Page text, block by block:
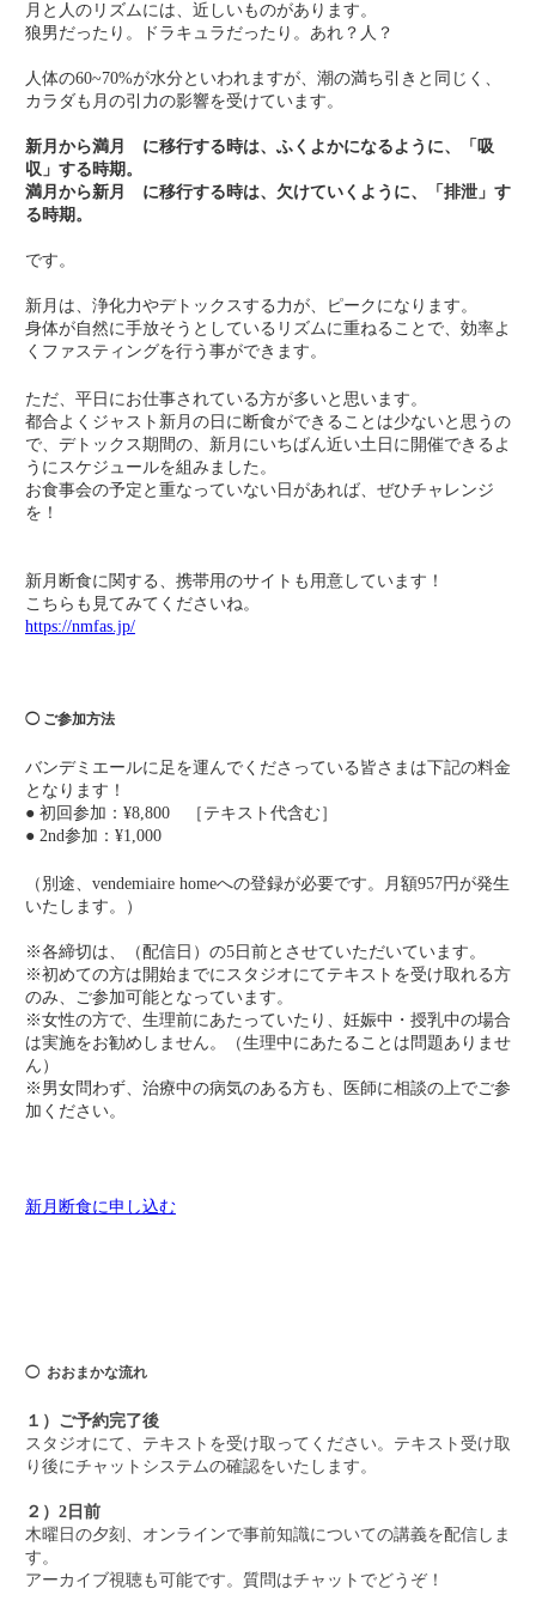
月と人のリズムには、近しいものがあります。
狼男だったり。ドラキュラだったり。あれ？人？
人体の60~70%が水分といわれますが、潮の満ち引きと同じく、
カラダも月の引力の影響を受けています。
新月から満月 に移行する時は、ふくよかになるように、「吸
収」する時期。
満月から新月 に移行する時は、欠けていくように、「排泄」す
る時期。
です。
新月は、浄化力やデトックスする力が、ピークになります。
身体が自然に手放そうとしているリズムに重ねることで、効率よ
くファスティングを行う事ができます。
ただ、平日にお仕事されている方が多いと思います。
都合よくジャスト新月の日に断食ができることは少ないと思うの
で、デトックス期間の、新月にいちばん近い土日に開催できるよ
うにスケジュールを組みました。
お食事会の予定と重なっていない日があれば、ぜひチャレンジ
を！
新月断食に関する、携帯用のサイトも用意しています！
こちらも見てみてくださいね。
https://nmfas.jp/
◯ ご参加方法
バンデミエールに足を運んでくださっている皆さまは下記の料金
となります！
● 初回参加：¥8,800 ［テキスト代含む］
● 2nd参加：¥1,000
（別途、vendemiaire homeへの登録が必要です。月額957円が発生
いたします。）
※各締切は、（配信日）の5日前とさせていただいています。
※初めての方は開始までにスタジオにてテキストを受け取れる方
のみ、ご参加可能となっています。
※女性の方で、生理前にあたっていたり、妊娠中・授乳中の場合
は実施をお勧めしません。（生理中にあたることは問題ありませ
ん）
※男女問わず、治療中の病気のある方も、医師に相談の上でご参
加ください。
新月断食に申し込む
◯ おおまかな流れ
１）ご予約完了後
スタジオにて、テキストを受け取ってください。テキスト受け取
り後にチャットシステムの確認をいたします。
２）2日前
木曜日の夕刻、オンラインで事前知識についての講義を配信しま
す。
アーカイブ視聴も可能です。質問はチャットでどうぞ！